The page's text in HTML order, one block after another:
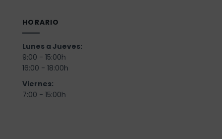
HORARIO
Lunes a Jueves:
9:00 - 15:00h
16:00 - 18:00h
Viernes:
7:00 - 15:00h